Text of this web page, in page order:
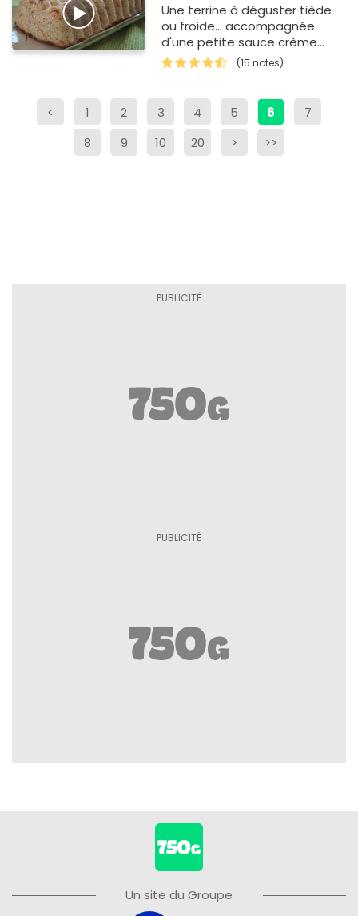
Une terrine à déguster tiède
ou froide... accompagnée
d'une petite sauce crème
fraîche, citron, ciboulette... Un
vrai régal...Une recette
(15 notes)
< 1 2 3 4 5 6
7
8
9 10 20 > >>
Un site du Groupe